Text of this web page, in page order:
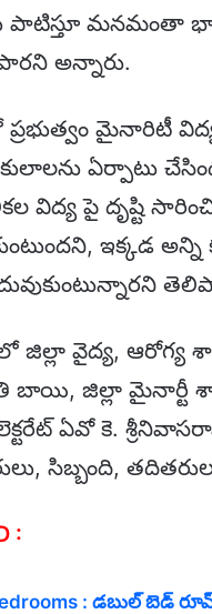
పాటిస్తూ మనమంతా
అన్నారు.
మైనారిటీ
ఏర్పాటు
పై దృష్టి సారించి
ఇక్కడ అన్ని
జిల్లా వైద్య, ఆరోగ్య
బాయి, జిల్లా మైనార్టీ
ఏవో కె.
సిబ్బంది,
:
: డబుల్ బెడ్ రూమ్